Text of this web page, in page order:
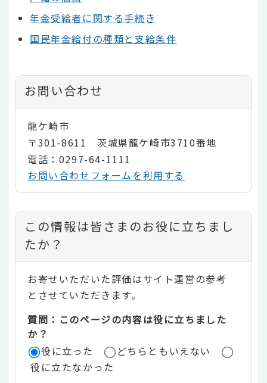
年金受給者に関する手続き
国民年金給付の種類と支給条件
お問い合わせ
龍ケ崎市
〒301-8611 茨城県龍ケ崎市3710番地
電話：0297-64-1111
お問い合わせフォームを利用する
コ
ン
テ
ン
ツ
評
価
この情報は皆さまのお役に立ちまし
たか？
お寄せいただいた評価はサイト運営の参考
とさせていただきます。
質問：このページの内容は役に立ちました
か？
役に立った
どちらともいえない
役に立たなかった